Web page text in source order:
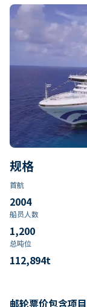
规格
首航
2004
船员人数
1,200
总吨位
112,894t
邮轮票价包含项目